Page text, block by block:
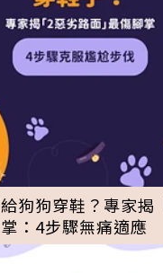
狗狗穿鞋？專家揭
：4步驟無痛適應